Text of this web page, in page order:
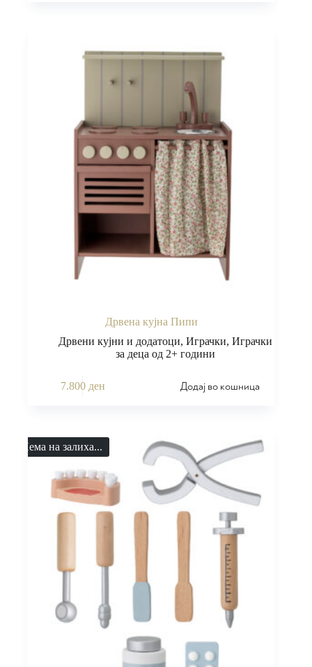
Дрвена кујна Пипи
Дрвени кујни и додатоци, Играчки, Играчки
за деца од 2+ години
7.800 ден Додај во кошница
Нема на залиха...